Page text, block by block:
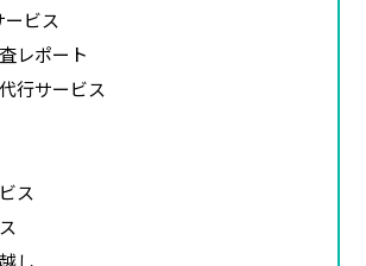
ビス
レポート
行サービス
ス